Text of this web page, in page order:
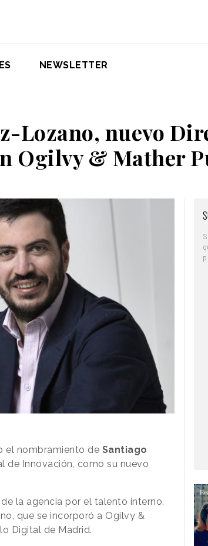
NEWSLETTER
Lozano, nuevo
Ogilvy & Mather
el nombramiento de Santiago
de Innovación, como su nuevo
la agencia por el talento interno.
que se incorporó a Ogilvy &
Digital de Madrid.